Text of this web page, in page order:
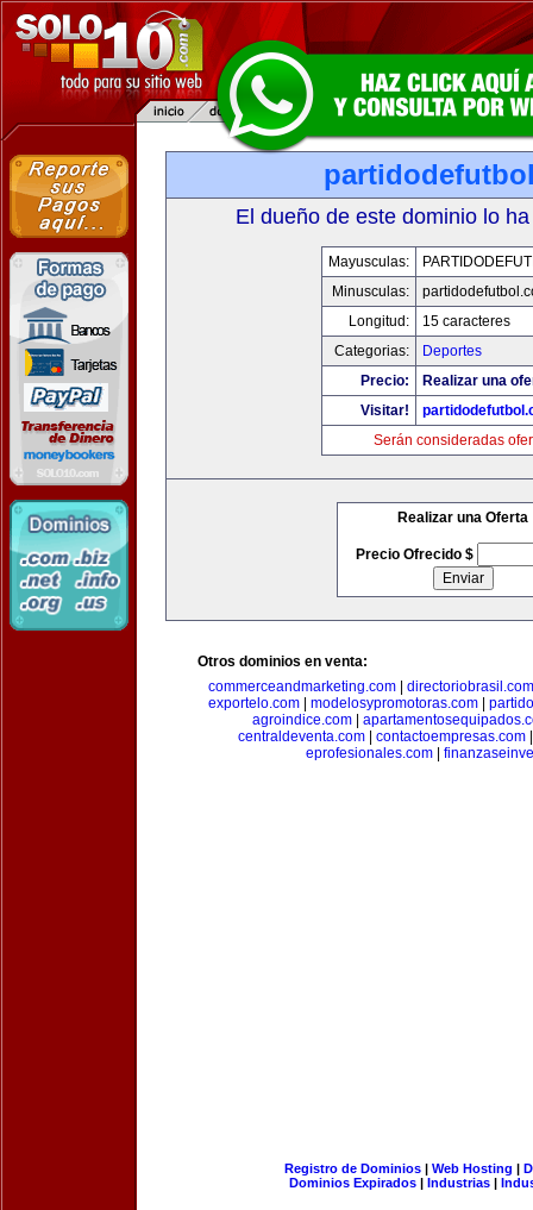
El dueño de este dominio lo
Mayusculas:
Minusculas:
Longitud:
15 caracteres
Categorias:
Deportes
Precio:
Realizar una
Visitar!
Serán consideradas
Realizar una Oferta
Precio Ofrecido $
Otros dominios en venta:
commerceandmarketing.com| directoriobrasil.com
exportelo.com
modelosypromotoras.com
agroindice.com
centraldeventa.com
contactoempresas.com
eprofesionales.com
Registro de Dominios| Web Hosting |
Dominios Expirados | Industrias |